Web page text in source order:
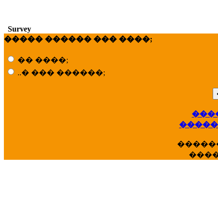
Survey
����� ������ ��� ����;
�� ����;
..� ��� ������;